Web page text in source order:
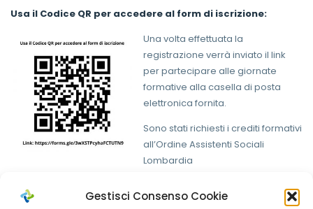
Gestisci Consenso Cookie
Usa il Codice QR per accedere al form di iscrizione:
Una volta effettuata la
registrazione verrà inviato il link
per partecipare alle giornate
formative alla casella di posta
elettronica fornita.
Sono stati richiesti i crediti formativi
all’Ordine Assistenti Sociali
Lombardia
Gennaio 2022.